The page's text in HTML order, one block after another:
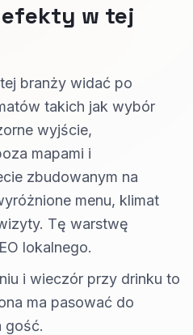
w tej
branży widać po
takich jak wybór
wyjście,
mapami i
zbudowanym na
menu, klimat
Tę warstwę
lokalnego.
i wieczór przy drinku to
ma pasować do
gość.